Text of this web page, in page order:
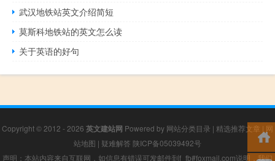
武汉地铁站英文介绍简短
莫斯科地铁站的英文怎么读
关于英语的好句
Copyright © 2012 - 2026 英文建站网 Powered by 网站分类目录 | 精选推荐文章 | 网
站地图 | 疑难解答 陕ICP备05039492号
声明：本站内容来自互联网，如信息有错误可发邮件到f_fb#foxmail.com说明，我们